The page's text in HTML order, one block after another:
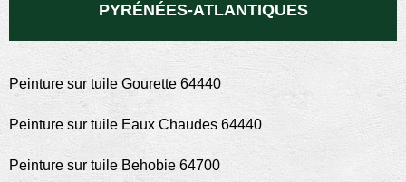
PYRÉNÉES-ATLANTIQUES
Peinture sur tuile Gourette 64440
Peinture sur tuile Eaux Chaudes 64440
Peinture sur tuile Behobie 64700